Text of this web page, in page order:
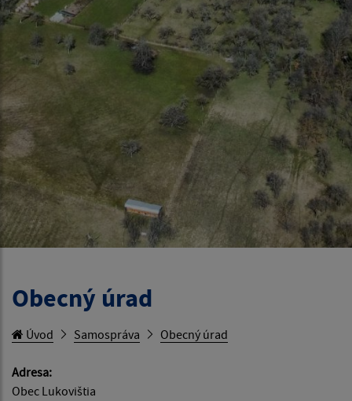
Obecný úrad
Úvod Samospráva Obecný úrad
Adresa:
Obec Lukovištia